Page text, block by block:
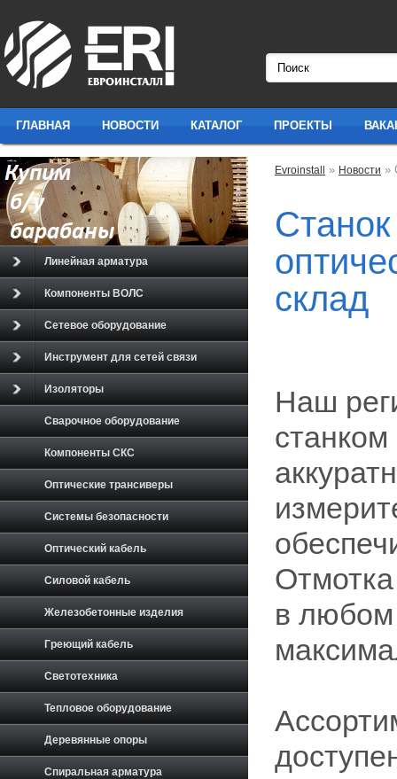
ГЛАВНАЯ НОВОСТИ КАТАЛОГ ПРОЕКТЫ
Evroinstall » Новости »
склад
Наш
в любом
Линейная арматура
Компоненты ВОЛС
Сетевое оборудование
Инструмент для сетей связи
Изоляторы
Сварочное оборудование
Компоненты СКС
Оптические трансиверы
Системы безопасности
Оптический кабель
Силовой кабель
Железобетонные изделия
Греющий кабель
Светотехника
Тепловое оборудование
Деревянные опоры
Спиральная арматура